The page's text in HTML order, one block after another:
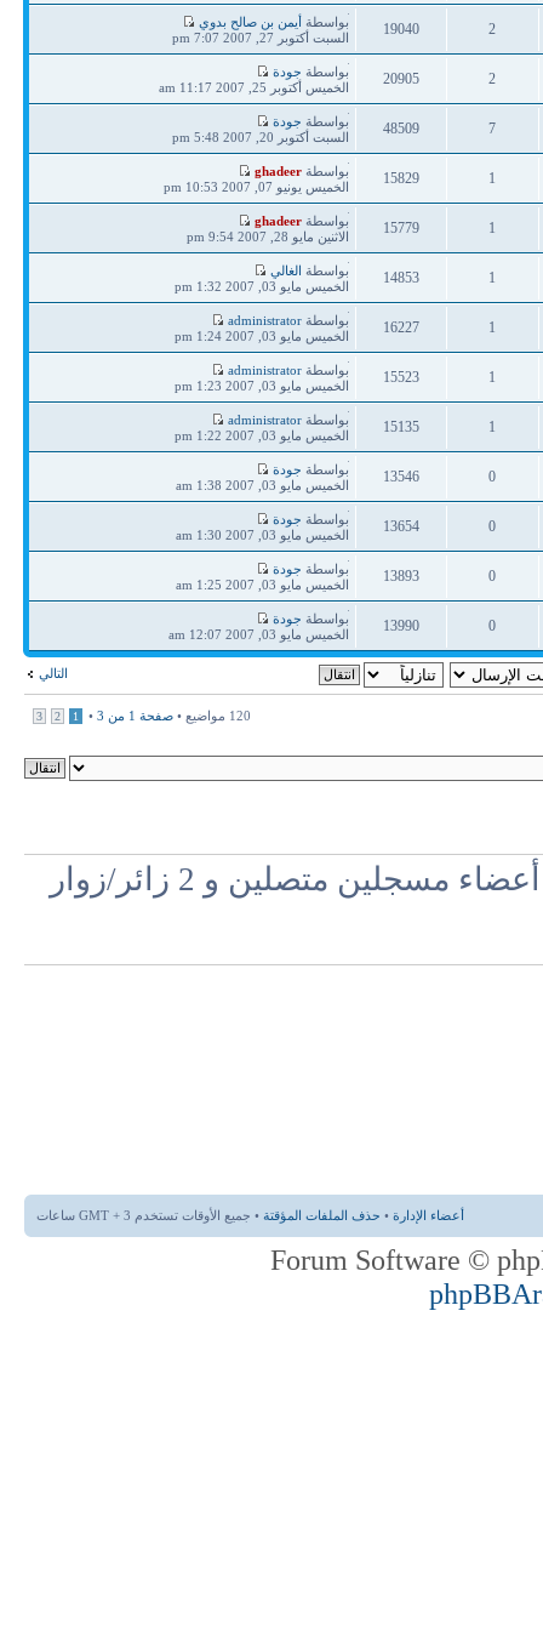
ردود
مشاهدات
2
ردود
19040
مشاهدات
آخر
مشاركة
بواسطةأيمن بن صالح بدوي
السبت أكتوبر 27, 2007 7:07 pm
2
ردود
20905
مشاهدات
آخر
مشاركة
بواسطة جودة
الخميس أكتوبر 25, 2007 11:17 am
7
ردود
48509
مشاهدات
آخر
مشاركة
بواسطة جودة
السبت أكتوبر 20, 2007 5:48 pm
1
ردود
15829
مشاهدات
آخر
مشاركة
بواسطةghadeer
الخميس يونيو 07, 2007 10:53 pm
1
ردود
15779
مشاهدات
آخر
مشاركة
بواسطةghadeer
الاثنين مايو 28, 2007 9:54 pm
1
ردود
14853
مشاهدات
آخر
مشاركة
بواسطة الغالي
الخميس مايو 03, 2007 1:32 pm
1
ردود
16227
مشاهدات
آخر
مشاركة
بواسطةadministrator
الخميس مايو 03, 2007 1:24 pm
1
ردود
15523
مشاهدات
آخر
مشاركة
بواسطةadministrator
الخميس مايو 03, 2007 1:23 pm
1
ردود
15135
مشاهدات
آخر
مشاركة
بواسطةadministrator
الخميس مايو 03, 2007 1:22 pm
0
ردود
13546
مشاهدات
آخر
مشاركة
بواسطة جودة
الخميس مايو 03, 2007 1:38 am
0
ردود
13654
مشاهدات
آخر
مشاركة
بواسطة جودة
الخميس مايو 03, 2007 1:30 am
0
ردود
13893
مشاهدات
آخر
مشاركة
بواسطة جودة
الخميس مايو 03, 2007 1:25 am
0
ردود
13990
مشاهدات
آخر
مشاركة
بواسطة جودة
الخميس مايو 03, 2007 12:07 am
التالي
120 مواضيع • صفحة 1 من 3
•
1
2
3
متصلين و 2 زائر/زوار
أعضاء الإدارة • حذف الملفات المؤقتة • جميع الأوقات تستخدم GMT + 3 ساعات